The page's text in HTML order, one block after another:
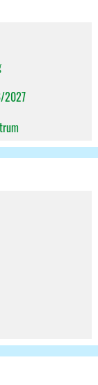
2027